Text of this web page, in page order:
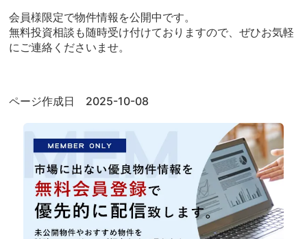
会員様限定で物件情報を公開中です。
無料投資相談も随時受け付けておりますので、ぜひお気軽
にご連絡くださいませ。
ページ作成日 2025-10-08